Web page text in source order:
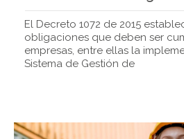
El Decreto 1072 de 2015
obligaciones que deben ser
empresas, entre ellas la
Sistema de Gestión de